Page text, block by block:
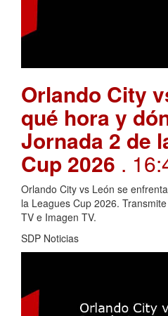
Orlando City
qué hora y
Jornada 2 de
Cup 2026 .
Orlando City vs León se
la Leagues Cup 2026.
TV e Imagen TV.
SDP Noticias